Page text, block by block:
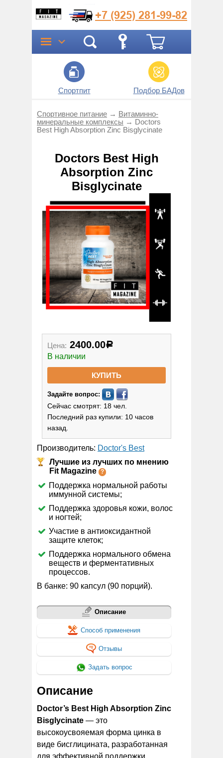
+7 (925) 281-99-82
Спортпит Подбор БАДов
Спортивное питание → Витаминно-
минеральные комплексы → Doctors
Best High Absorption Zinc Bisglycinate
Doctors Best High
Absorption Zinc
Bisglycinate
Цена: 2400.00Р
В наличии
КУПИТЬ
Задайте вопрос:
Сейчас смотрят: 18 чел.
Последний раз купили: 10 часов
назад.
Производитель: Doctor's Best
Лучшие из лучших по мнению
Fit Magazine
Поддержка нормальной работы
иммунной системы;
Поддержка здоровья кожи, волос
и ногтей;
Участие в антиоксидантной
защите клеток;
Поддержка нормального обмена
веществ и ферментативных
процессов.
В банке: 90 капсул (90 порций).
Описание
Способ применения
Отзывы
Задать вопрос
Описание
Doctor’s Best High Absorption Zinc
Bisglycinate — это
высокоусвояемая форма цинка в
виде бисглицината, разработанная